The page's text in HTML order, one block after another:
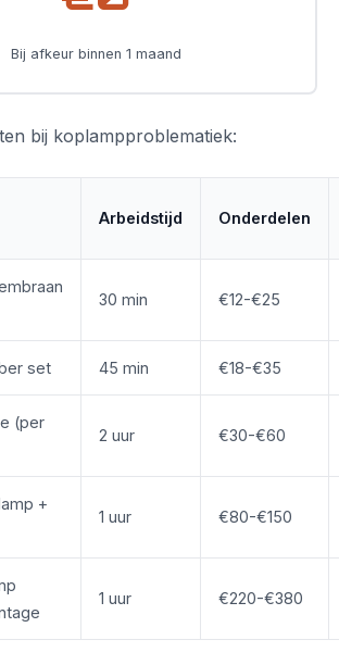
Bij afkeur binnen 1 maand
bij koplampproblematiek:
Arbeidstijd Onderdelen
30 min €12-€25
set 45 min €18-€35
(per
2 uur €30-€60
+
1 uur €80-€150
1 uur €220-€380